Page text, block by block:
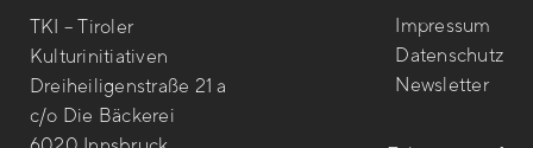
TKI – Tiroler
Kulturinitiativen
Dreiheiligenstraße 21 a
c/o Die Bäckerei
Impressum
Datenschutz
Newsletter